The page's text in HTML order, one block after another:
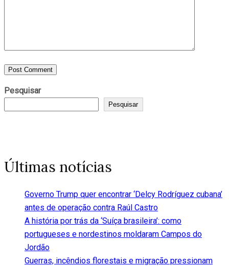
Pesquisar
Pesquisar
Últimas notícias
Governo Trump quer encontrar ‘Delcy Rodríguez cubana’
antes de operação contra Raúl Castro
A história por trás da ‘Suíça brasileira’: como
portugueses e nordestinos moldaram Campos do
Jordão
Guerras, incêndios florestais e migração pressionam